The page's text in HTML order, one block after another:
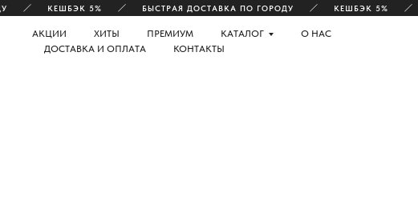
КЕШБЭК 5% БЫСТРАЯ ДОСТАВКА ПО ГОРОДУ КЕШБЭК 5%
АКЦИИ ХИТЫ ПРЕМИУМ КАТАЛОГ
О НАС
ДОСТАВКА И ОПЛАТА
КОНТАКТЫ